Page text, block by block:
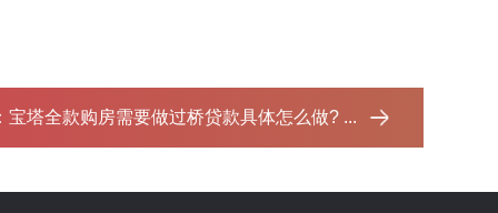
宝塔全款购房需要做过桥贷款具体怎么做? ...‌